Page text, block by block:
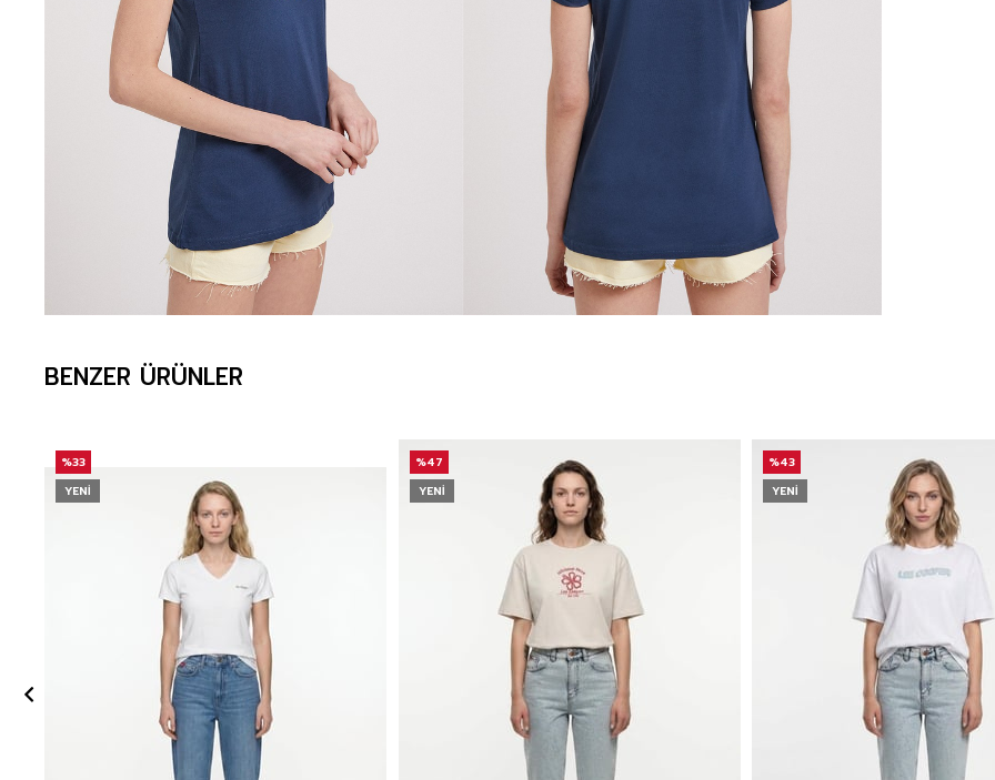
BENZER ÜRÜNLER
%33
YENI
%47
YENI
%43
YENI